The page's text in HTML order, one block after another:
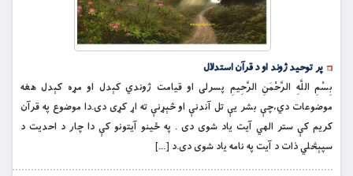
پر توحيد ژوند او د قرآن استدلال
بِسْمِ اللَّهِ الرَّحْمَنِ الرَّحِيمِ پسرلى او قيامت ژوندي کېدل او مړه کېدل هغه
موضوعات دي،چې بشر يې تل آندنې او څېړنې ته اړ کړى دى.دا موضوع په قرآن
کريم کې ستر الهي آيت ياد شوى دى . په ځينو آيتونو کې دا چار د احديت د
سپېڅلي ذات د آيت په نامه ياد شوى دى.د […]